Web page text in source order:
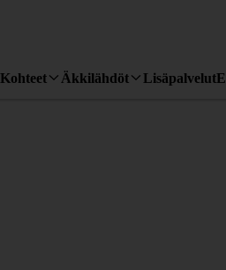
Kohteet Äkkilähdöt Lisäpalvelut